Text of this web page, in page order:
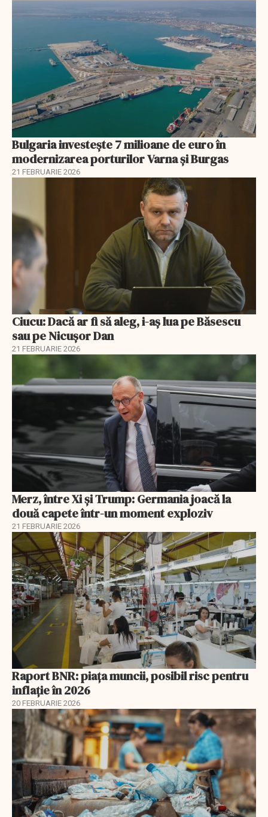
Bulgaria investește 7 milioane de euro în
modernizarea porturilor Varna și Burgas
21 FEBRUARIE 2026
Ciucu: Dacă ar fi să aleg, i-aș lua pe Băsescu
sau pe Nicușor Dan
21 FEBRUARIE 2026
Merz, între Xi și Trump: Germania joacă la
două capete într-un moment exploziv
21 FEBRUARIE 2026
Raport BNR: piața muncii, posibil risc pentru
inflație în 2026
20 FEBRUARIE 2026